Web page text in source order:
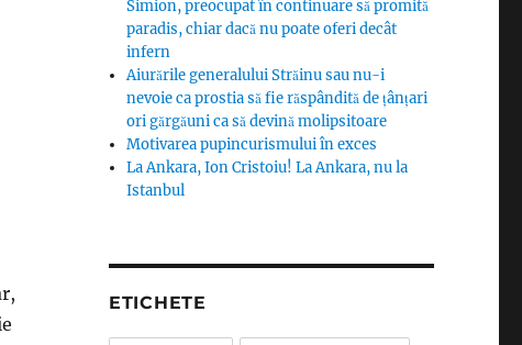
Simion, preocupat în continuare să promită
paradis, chiar dacă nu poate oferi decât
infern
Aiurările generalului Străinu sau nu-i
nevoie ca prostia să fie răspândită de țânțari
ori gărgăuni ca să devină molipsitoare
Motivarea pupincurismului în exces
La Ankara, Ion Cristoiu! La Ankara, nu la
Istanbul
ETICHETE